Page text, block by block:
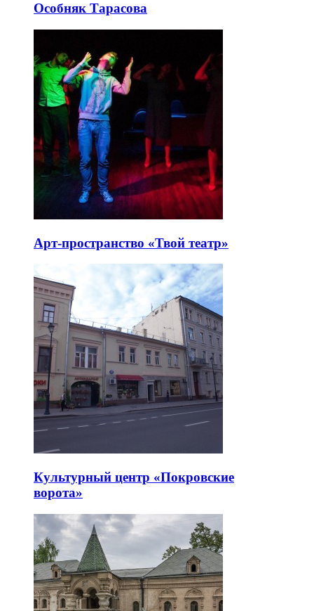
Особняк Тарасова
Арт-пространство «Твой театр»
Культурный центр «Покровские
ворота»